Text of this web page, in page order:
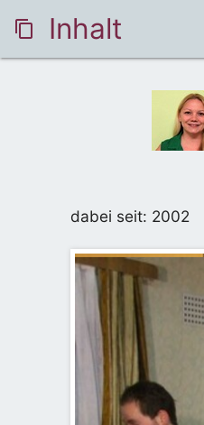
content_copy Inhalt
dabei seit: 2002